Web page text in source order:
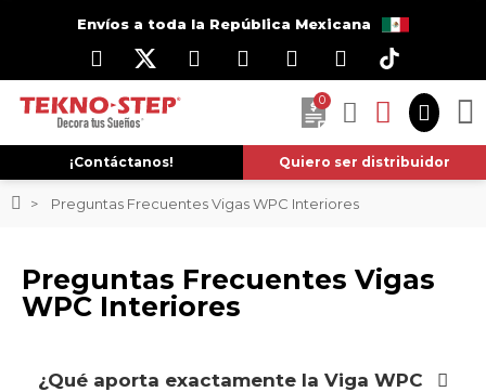
Envíos a toda la República Mexicana
0
¡Contáctanos! Quiero ser distribuidor
Preguntas Frecuentes Vigas WPC Interiores
Preguntas Frecuentes Vigas
WPC Interiores
¿Qué aporta exactamente la Viga WPC